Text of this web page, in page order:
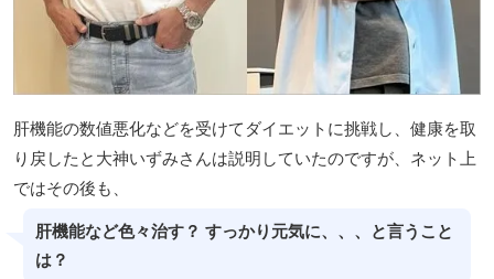
肝機能の数値悪化などを受けてダイエットに挑戦し、健康を取
り戻したと大神いずみさんは説明していたのですが、ネット上
ではその後も、
肝機能など色々治す？ すっかり元気に、、、と言うこと
は？